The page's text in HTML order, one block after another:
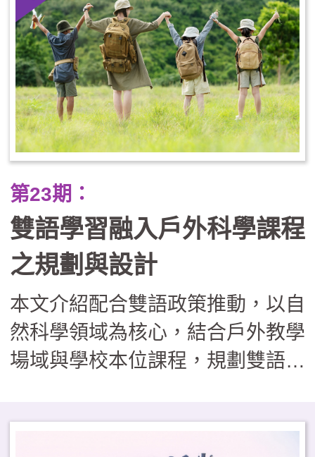
第23期：
雙語學習融入戶外科學課程
之規劃與設計
本文介紹配合雙語政策推動，以自
然科學領域為核心，結合戶外教學
場域與學校本位課程，規劃雙語戶
容、跨語言溝通、實作及（非）認